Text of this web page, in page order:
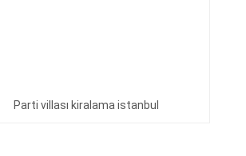
Parti villası kiralama istanbul